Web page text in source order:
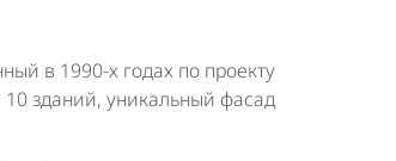
в 1990-х годах по проекту
зданий, уникальный фасад